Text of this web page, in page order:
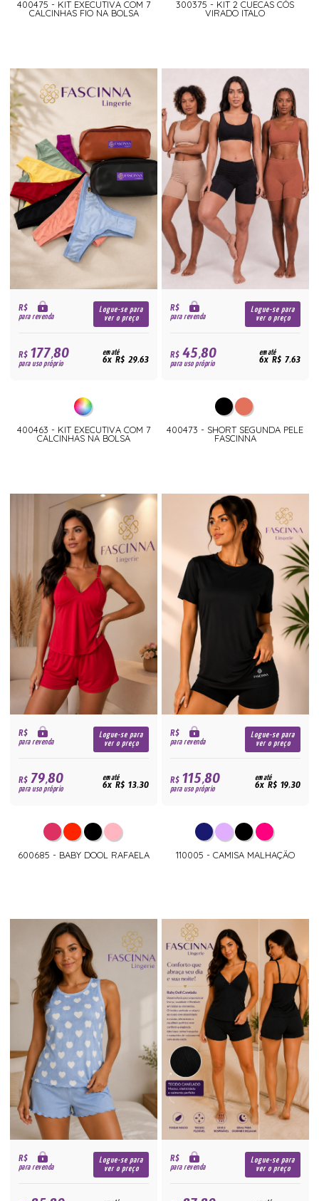
400475 - KIT EXECUTIVA COM 7
CALCINHAS FIO NA BOLSA
300375 - KIT 2 CUECAS CÓS
VIRADO ITALO
R$
para revenda
Logue-se para
ver o preço
R$177,80
para uso próprio
em até
6x R$ 29,63
400463 - KIT EXECUTIVA COM 7
CALCINHAS NA BOLSA
R$
para revenda
Logue-se para
ver o preço
R$45,80
para uso próprio
em até
6x R$ 7,63
400473 - SHORT SEGUNDA PELE
FASCINNA
R$
para revenda
Logue-se para
ver o preço
R$79,80
para uso próprio
em até
6x R$ 13,30
600685 - BABY DOOL RAFAELA
R$
para revenda
Logue-se para
ver o preço
R$115,80
para uso próprio
em até
6x R$ 19,30
110005 - CAMISA MALHAÇÃO
R$
para revenda
Logue-se para
ver o preço
R$
para revenda
Logue-se para
ver o preço